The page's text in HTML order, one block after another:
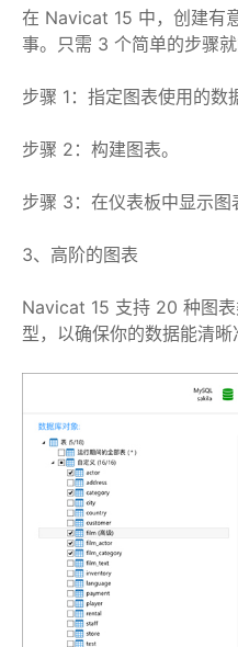
在 Navicat 15 中，创建有
事。只需 3 个简单的步骤
步骤 1：指定图表使用的数
步骤 2：构建图表。
步骤 3：在仪表板中显示图
3、高阶的图表
Navicat 15 支持 20 种图
型，以确保你的数据能清晰